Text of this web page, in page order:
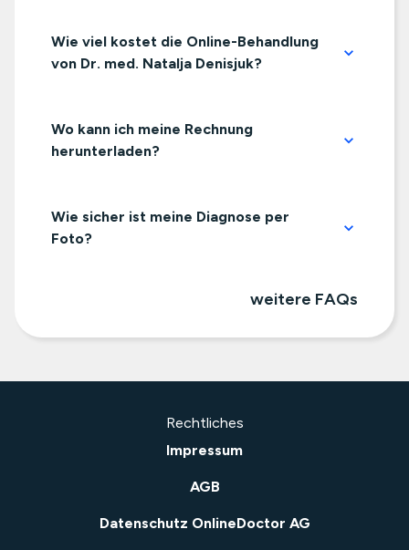
Wie viel kostet die Online-Behandlung
von Dr. med. Natalja Denisjuk?
Wo kann ich meine Rechnung
herunterladen?
Wie sicher ist meine Diagnose per
Foto?
weitere FAQs
Rechtliches
Impressum
AGB
Datenschutz OnlineDoctor AG